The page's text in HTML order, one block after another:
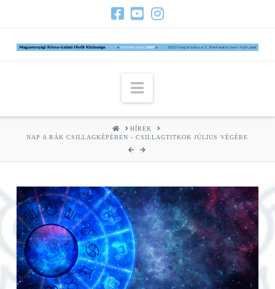
Navigation
HOMEHÍREK
NAP A RÁK CSILLAGKÉPÉBEN - CSILLAGTITKOK JÚLIUS VÉGÉRE